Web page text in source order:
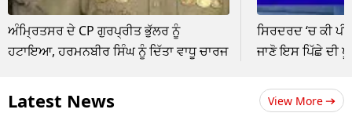
ਅੰਮ੍ਰਿਤਸਰ ਦੇ CP ਗੁਰਪ੍ਰੀਤ ਭੁੱਲਰ ਨੂੰ
ਹਟਾਇਆ, ਹਰਮਨਬੀਰ ਸਿੰਘ ਨੂੰ ਦਿੱਤਾ ਵਾਧੂ ਚਾਰਜ
ਸਿਰਦਰਦ ‘ਚ ਕੀ
ਜਾਣੋ ਇਸ ਪਿੱਛੇ ਦੀ
Latest News View More